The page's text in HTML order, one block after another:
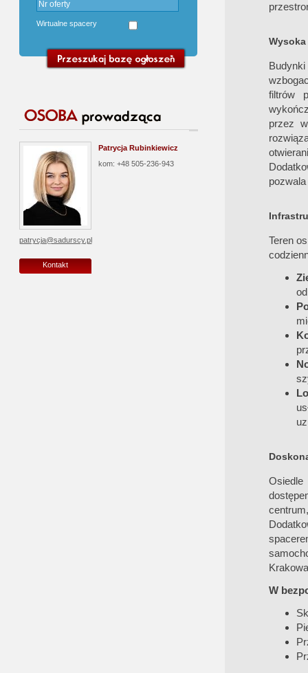
Wirtualne spacery
Patrycja Rubinkiewicz
kom: +48 505-236-943
patrycja@sadurscy.pl
Kontakt
filtrów
przez
Teren
Osiedle
W